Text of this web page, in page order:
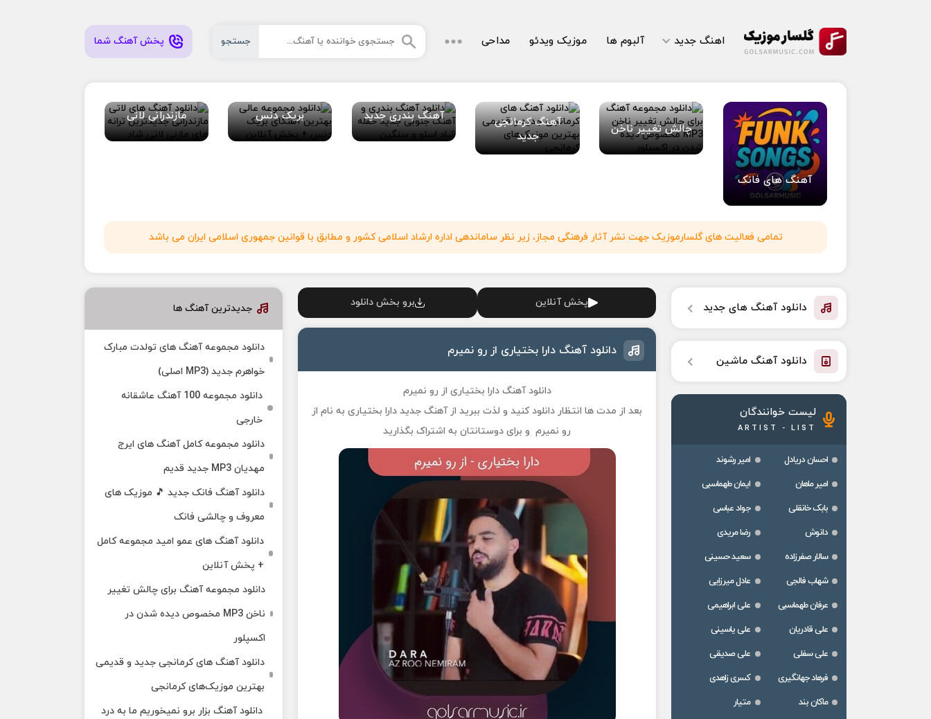
اهنگ جدید آلبوم ها موزیک ویدئو مداحی جستجو پخش آهنگ شما
آهنگ های فانک
چالش تغییر ناخن
آهنگ کرمانجی
جدید
آهنگ بندری جدید بریک دنس مازندرانی لاتی
تمامی فعالیت های گلسارموزیک جهت نشر آثار فرهنگی مجاز، زیر نظر ساماندهی اداره ارشاد اسلامی کشور و مطابق با قوانین جمهوری اسلامی ایران می باشد
پخش آنلاین برو بخش دانلود
دانلود آهنگ دارا بختیاری از رو نمیرم
دانلود آهنگ دارا بختیاری از رو نمیرم
بعد از مدت ها انتظار دانلود کنید و لذت ببرید از آهنگ جدید دارا بختیاری به نام از
رو نمیرم و برای دوستانتان به اشتراک بگذارید
دانلود آهنگ های جدید
دانلود آهنگ ماشین
لیست خوانندگان
ARTIST - LIST
احسان دریادل
امیر رشوند
امیر ماهان
ایمان طهماسبی
بابک خانقلی
جواد عباسی
دانوش
رضا مریدی
سالار صفرزاده
سعید حسینی
شهاب فالجی
عادل میرزایی
عرفان طهماسبی
علی ابراهیمی
علی قادریان
علی یاسینی
علی سفلی
علی صدیقی
فرهاد جهانگیری
کسری زاهدی
ماکان بند
متیار
جدیدترین آهنگ ها
دانلود مجموعه آهنگ های تولدت مبارک
خواهرم جدید (MP3 اصلی)
دانلود مجموعه 100 آهنگ عاشقانه
خارجی
دانلود مجموعه کامل آهنگ های ایرج
مهدیان MP3 جدید قدیم
دانلود آهنگ فانک جدید 🎵 موزیک‌ های
معروف و چالشی فانک
دانلود آهنگ های عمو امید مجموعه کامل
+ پخش آنلاین
دانلود مجموعه آهنگ برای چالش تغییر
ناخن MP3 مخصوص دیده شدن در
اکسپلور
دانلود آهنگ‌ های کرمانجی جدید و قدیمی
بهترین موزیک‌های کرمانجی
دانلود آهنگ بزار برو نمیخوریم ما به درد